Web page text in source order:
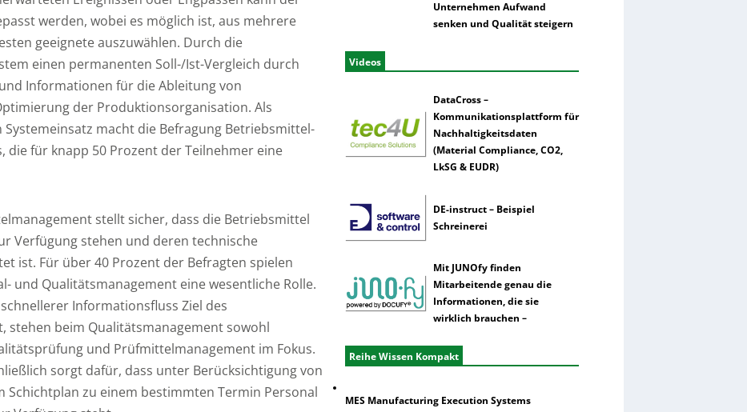
werden, wobei es möglich ist, aus mehrere
geeignete auszuwählen. Durch die
einen permanenten Soll-/Ist-Vergleich durch
Informationen für die Ableitung von
der Produktionsorganisation. Als
macht die Befragung Betriebsmittel-
die für knapp 50 Prozent der Teilnehmer eine
stellt sicher, dass die Betriebsmittel
Verfügung stehen und deren technische
ist. Für über 40 Prozent der Befragten spielen
und Qualitätsmanagement eine wesentliche Rolle.
Informationsfluss Ziel des
stehen beim Qualitätsmanagement sowohl
und Prüfmittelmanagement im Fokus.
sorgt dafür, dass unter Berücksichtigung von
Schichtplan zu einem bestimmten Termin Personal
Unternehmen Aufwand
senken und Qualität steigern
Videos
DataCross –
Kommunikationsplattform für
Nachhaltigkeitsdaten
(Material Compliance, CO2,
LkSG & EUDR)
DE-instruct – Beispiel
Schreinerei
Mit JUNOfy finden
Mitarbeitende genau die
Informationen, die sie
wirklich brauchen –
Reihe Wissen Kompakt
MES Manufacturing Execution Systems